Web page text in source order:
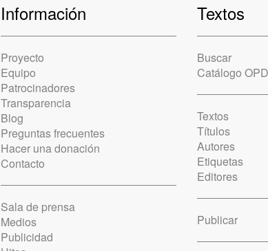
Información
Proyecto
Equipo
Patrocinadores
Transparencia
Blog
Preguntas frecuentes
Hacer una donación
Contacto
Sala de prensa
Medios
Publicidad
Textos
Buscar
Catálogo
Textos
Títulos
Autores
Etiquetas
Editores
Publicar